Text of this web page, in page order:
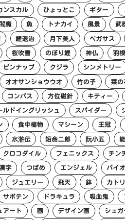
ンスカル ひょっとこ ギター
魔 魚 トナカイ 風景 武
鯉退治 月下美人 ペガサス
桜吹雪 のぼり鯉 神仏 羽根
ピンナップ クジラ シンメトリー
オオサンショウウオ 竹の子 菜の
コンパス 方位磁針 キティー
ルドイングリッシュ スパイダー
食中植物 マシーン 王冠
水滸伝 短命二郎 阮小五
クロコダイル フェニックス チン
字 つばめ エンジェル バイ
ジュエリー 飛天 鉢 カト
サボテン ドラキュラ 吸血鬼
アート 画 デザイン画 シュ